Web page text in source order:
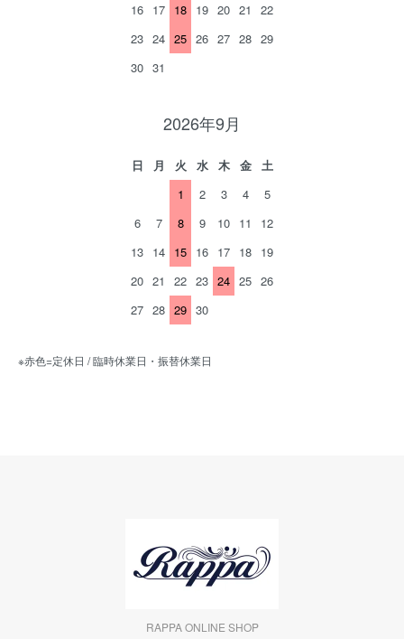
16 17 18 19 20 21
22
23 24 25 26 27 28 29
30 31
2026年9月
日 月 火 水 木 金
土
1
2 3 4
5
6
7 8 9 10 11
12
13 14 15 16 17 18 19
20 21 22 23 24 25 26
27 28 29 30
※赤色=定休日 / 臨時休業日・振替休業日
RAPPA ONLINE SHOP